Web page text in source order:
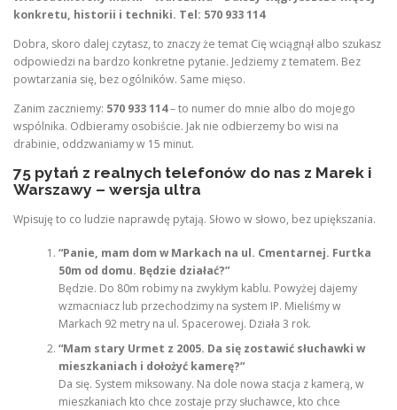
konkretu, historii i techniki. Tel: 570 933 114
Dobra, skoro dalej czytasz, to znaczy że temat Cię wciągnął albo szukasz
odpowiedzi na bardzo konkretne pytanie. Jedziemy z tematem. Bez
powtarzania się, bez ogólników. Same mięso.
Zanim zaczniemy: 570 933 114– to numer do mnie albo do mojego
wspólnika. Odbieramy osobiście. Jak nie odbierzemy bo wisi na
drabinie, oddzwaniamy w 15 minut.
75 pytań z realnych telefonów do nas z Marek i
Warszawy – wersja ultra
Wpisuję to co ludzie naprawdę pytają. Słowo w słowo, bez upiększania.
“Panie, mam dom w Markach na ul. Cmentarnej. Furtka
50m od domu. Będzie działać?”
Będzie. Do 80m robimy na zwykłym kablu. Powyżej dajemy
wzmacniacz lub przechodzimy na system IP. Mieliśmy w
Markach 92 metry na ul. Spacerowej. Działa 3 rok.
“Mam stary Urmet z 2005. Da się zostawić słuchawki w
mieszkaniach i dołożyć kamerę?”
Da się. System miksowany. Na dole nowa stacja z kamerą, w
mieszkaniach kto chce zostaje przy słuchawce, kto chce